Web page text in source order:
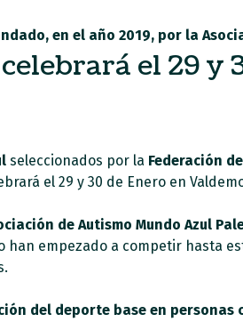
en el año 2019, por la
el 29
seleccionados por la Federación
el 29 y 30 de Enero en
de Autismo Mundo Azul
han empezado a competir hasta
del deporte base en